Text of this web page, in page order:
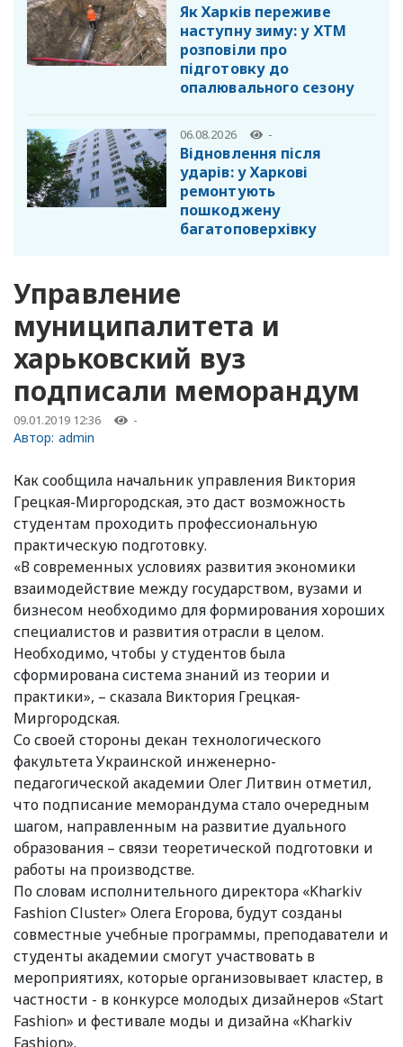
Як Харків переживе
наступну зиму: у ХТМ
розповіли про
підготовку до
опалювального сезону
06.08.2026 -
Відновлення після
ударів: у Харкові
ремонтують
пошкоджену
багатоповерхівку
Управление
муниципалитета и
харьковский вуз
подписали меморандум
09.01.2019 12:36 -
Автор: admin
Как сообщила начальник управления Виктория
Грецкая-Миргородская, это даст возможность
студентам проходить профессиональную
практическую подготовку.
«В современных условиях развития экономики
взаимодействие между государством, вузами и
бизнесом необходимо для формирования хороших
специалистов и развития отрасли в целом.
Необходимо, чтобы у студентов была
сформирована система знаний из теории и
практики», – сказала Виктория Грецкая-
Миргородская.
Со своей стороны декан технологического
факультета Украинской инженерно-
педагогической академии Олег Литвин отметил,
что подписание меморандума стало очередным
шагом, направленным на развитие дуального
образования – связи теоретической подготовки и
работы на производстве.
По словам исполнительного директора «Kharkiv
Fashion Cluster» Олега Егорова, будут созданы
совместные учебные программы, преподаватели и
студенты академии смогут участвовать в
мероприятиях, которые организовывает кластер, в
частности - в конкурсе молодых дизайнеров «Start
Fashion» и фестивале моды и дизайна «Kharkiv
Fashion».